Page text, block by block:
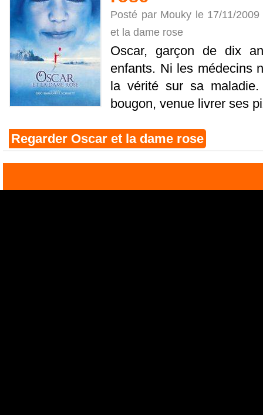
Posté par Mouky le 17/11/
et la dame rose
Oscar, garçon de dix
enfants. Ni les médecins
la vérité sur sa
bougon, venue livrer ses
Regarder Oscar et la dame rose